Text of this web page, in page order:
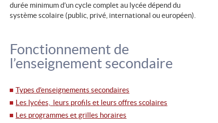
durée minimum d’un cycle complet au lycée dépend du
système scolaire (public, privé, international ou européen).
Fonctionnement de
l’enseignement secondaire
Types d’enseignements secondaires
Les lycées, leurs profils et leurs offres scolaires
Les programmes et grilles horaires